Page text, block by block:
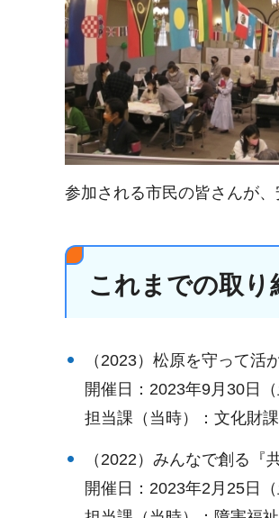
参加される市民の皆さんが
これまでの取り
（2023）松原を守って
開催日：2023年9月30日（
担当課（当時）：文化財
（2022）みんなで創る『
開催日：2023年2月25日（